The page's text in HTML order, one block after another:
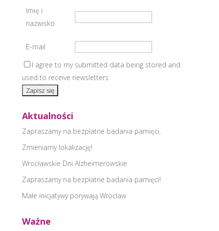
Imię i
nazwisko
E-mail
I agree to my submitted data being stored and
used to receive newsletters
Aktualności
Zapraszamy na bezpłatne badania pamięci.
Zmieniamy lokalizację!
Wrocławskie Dni Alzheimerowskie
Zapraszamy na bezpłatne badania pamięci!
Małe inicjatywy porywają Wrocław
Ważne